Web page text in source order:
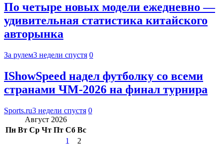
По четыре новых модели ежедневно —
удивительная статистика китайского
авторынка
За рулем3 недели спустя 0
IShowSpeed надел футболку со всеми
странами ЧМ-2026 на финал турнира
Sports.ru3 недели спустя 0
Август 2026
Пн Вт Ср Чт Пт Сб Вс
1
2